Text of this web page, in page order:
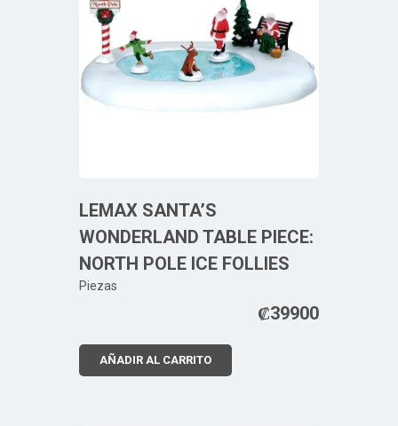
LEMAX SANTA’S
WONDERLAND TABLE PIECE:
NORTH POLE ICE FOLLIES
Piezas
₡39900
AÑADIR AL CARRITO